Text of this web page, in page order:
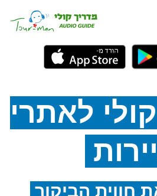
לאתרי
חווית הביקור